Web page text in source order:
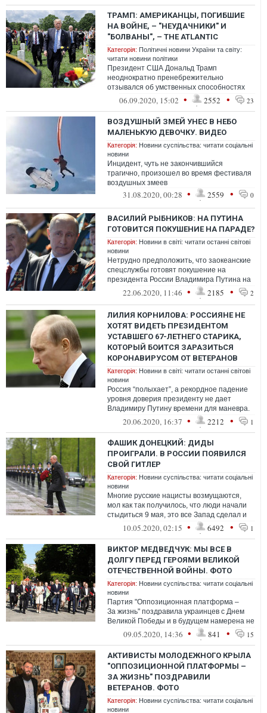
ТРАМП: АМЕРИКАНЦЫ, ПОГИБШИЕ
НА ВОЙНЕ, – "НЕУДАЧНИКИ" И
"БОЛВАНЫ", – THE ATLANTIC
Категорія: Політичні новини України та світу:
читати новини політики
Президент США Дональд Трамп
неоднократно пренебрежительно
отзывался об умственных способностях
военнослужащих и просил, чтобы
получившие серьезные ран...
06.09.2020, 15:02 • 2552 • 23
ВОЗДУШНЫЙ ЗМЕЙ УНЕС В НЕБО
МАЛЕНЬКУЮ ДЕВОЧКУ. ВИДЕО
Категорія: Новини суспільства: читати соціальні
новини
Инцидент, чуть не закончившийся
трагично, произошел во время фестиваля
воздушных змеев
31.08.2020, 00:28 • 2559 • 0
ВАСИЛИЙ РЫБНИКОВ: НА ПУТИНА
ГОТОВИТСЯ ПОКУШЕНИЕ НА ПАРАДЕ?
Категорія: Новини в світі: читати останні світові
новини
Нетрудно предположить, что заокеанские
спецслужбы готовят покушение на
президента России Владимира Путина на
предстоящем параде по случаю
Вяличайшей П...
22.06.2020, 11:46 • 2185 • 2
ЛИЛИЯ КОРНИЛОВА: РОССИЯНЕ НЕ
ХОТЯТ ВИДЕТЬ ПРЕЗИДЕНТОМ
УСТАВШЕГО 67-ЛЕТНЕГО СТАРИКА,
КОТОРЫЙ БОИТСЯ ЗАРАЗИТЬСЯ
КОРОНАВИРУСОМ ОТ ВЕТЕРАНОВ
Категорія: Новини в світі: читати останні світові
новини
Россия “полыхает”, а рекордное падение
уровня доверия президенту не дает
Владимиру Путину времени для маневра.
Именно по этой причине 24 июня спешно
20.06.2020, 16:37 • 2212 • 1
ФАШИК ДОНЕЦКИЙ: ДИДЫ
ПРОИГРАЛИ. В РОССИИ ПОЯВИЛСЯ
СВОЙ ГИТЛЕР
Категорія: Новини суспільства: читати соціальні
новини
Многие русские нацисты возмущаются,
мол как так получилось, что люди начали
стыдиться 9 мая, это все Запад сделал и
все такое. Если быть до конца откр...
10.05.2020, 02:15 • 6492 • 1
ВИКТОР МЕДВЕДЧУК: МЫ ВСЕ В
ДОЛГУ ПЕРЕД ГЕРОЯМИ ВЕЛИКОЙ
ОТЕЧЕСТВЕННОЙ ВОЙНЫ. ФОТО
Категорія: Новини суспільства: читати соціальні
новини
Партия "Оппозиционная платформа ‒
За жизнь" поздравила украинцев с Днем
Великой Победы и в будущем намерена не
отступать от своих принципов и делать в...
09.05.2020, 14:36 • 841 • 15
АКТИВИСТЫ МОЛОДЕЖНОГО КРЫЛА
"ОППОЗИЦИОННОЙ ПЛАТФОРМЫ –
ЗА ЖИЗНЬ" ПОЗДРАВИЛИ
ВЕТЕРАНОВ. ФОТО
Категорія: Новини суспільства: читати соціальні
новини